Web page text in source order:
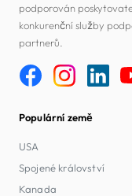
podporován
konkurenční služby
partnerů.
Populární země
USA
Spojené království
Kanada